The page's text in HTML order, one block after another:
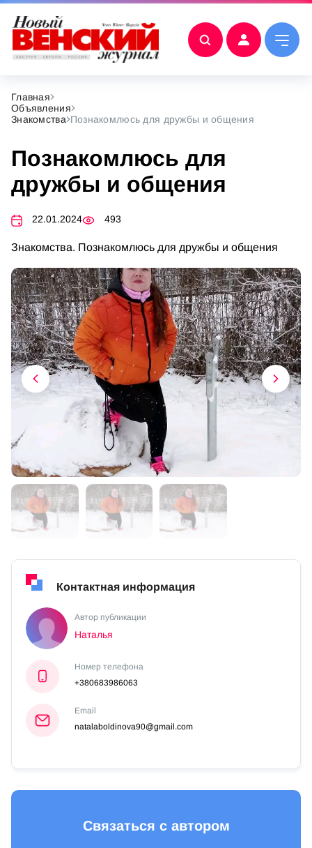
Главная
Объявления
Знакомства Познакомлюсь для дружбы и общения
Познакомлюсь для
дружбы и общения
22.01.2024 493
Знакомства. Познакомлюсь для дружбы и общения
Контактная информация
Автор публикации
Наталья
Номер телефона
+380683986063
Email
natalaboldinova90@gmail.com
Связаться с автором